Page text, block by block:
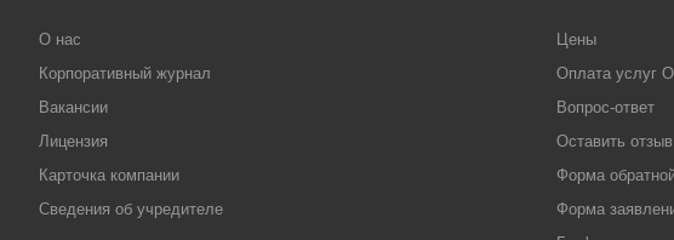
О нас
Корпоративный журнал
Вакансии
Лицензия
Карточка компании
Сведения об учредителе
Цены
Оплата услуг
Вопрос-ответ
Оставить отзыв
Форма
Форма